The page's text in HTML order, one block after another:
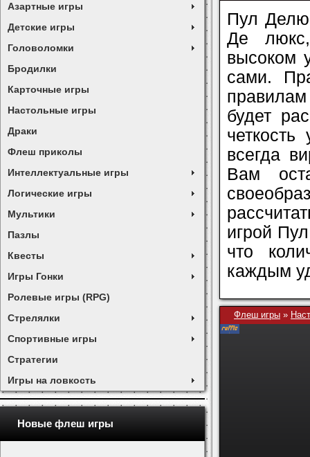
Азартные игры
Детские игры
Головоломки
Бродилки
Карточные игры
Настольные игры
Драки
Флеш приколы
Интеллектуальные игры
Логические игры
Мультики
Пазлы
Квесты
Игры Гонки
Ролевые игры (RPG)
Стрелялки
Спортивные игры
Стратегии
Игры на ловкость
Новые флеш игры
Пул
Де
высоком
сами.
будет
всегда
Вам
игрой
что
каждым
Флеш игры »